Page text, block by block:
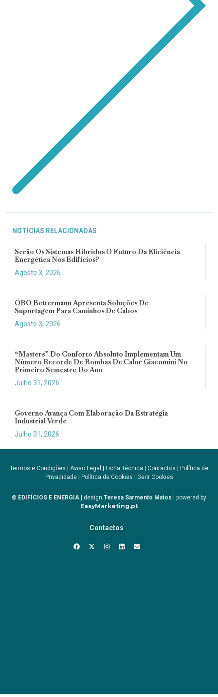
NOTÍCIAS RELACIONADAS
Serão Os Sistemas Híbridos O Futuro Da Eficiência
Energética Nos Edifícios?
Agosto 3, 2026
OBO Bettermann Apresenta Soluções De
Suportagem Para Caminhos De Cabos
Agosto 3, 2026
“Masters” Do Conforto Absoluto Implementam Um
Número Recorde De Bombas De Calor Giacomini No
Primeiro Semestre Do Ano
Julho 31, 2026
Governo Avança Com Elaboração Da Estratégia
Industrial Verde
Julho 31, 2026
Termos e Condições Aviso Legal Ficha Técnica Contactos
Política de
Privacidade| Política de Cookies Gerir Cookies
© EDIFÍCIOS E ENERGIA | design Teresa Sarmento Matos | powered by
EasyMarketing.pt
Contactos